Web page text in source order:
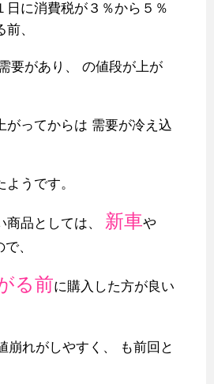
日に消費税が３％から５％
、
要があり、 の値段が上が
がってからは 需要が冷え込
うです。
商品としては、 新車や
で、
る前に購入した方が良い
崩れがしやすく、 も前回と